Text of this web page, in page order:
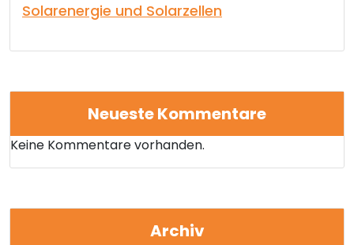
Solarenergie und Solarzellen
Neueste Kommentare
Keine Kommentare vorhanden.
Archiv